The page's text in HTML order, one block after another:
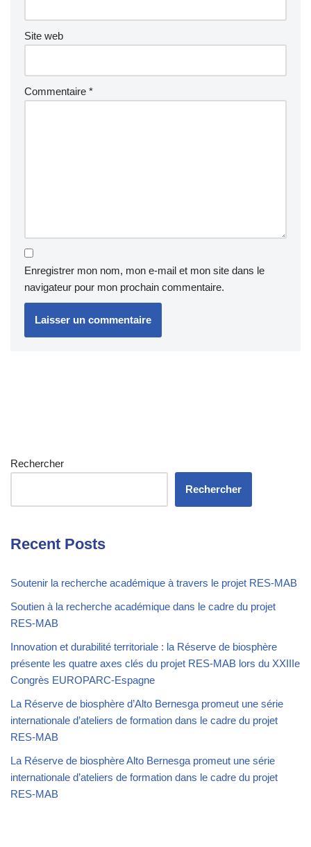
Site web
Commentaire *
Enregistrer mon nom, mon e-mail et mon site dans le
navigateur pour mon prochain commentaire.
Rechercher
Rechercher
Recent Posts
Soutenir la recherche académique à travers le projet RES-MAB
Soutien à la recherche académique dans le cadre du projet
RES-MAB
Innovation et durabilité territoriale : la Réserve de biosphère
présente les quatre axes clés du projet RES-MAB lors du XXIIIe
Congrès EUROPARC-Espagne
La Réserve de biosphère d’Alto Bernesga promeut une série
internationale d’ateliers de formation dans le cadre du projet
RES-MAB
La Réserve de biosphère Alto Bernesga promeut une série
internationale d’ateliers de formation dans le cadre du projet
RES-MAB